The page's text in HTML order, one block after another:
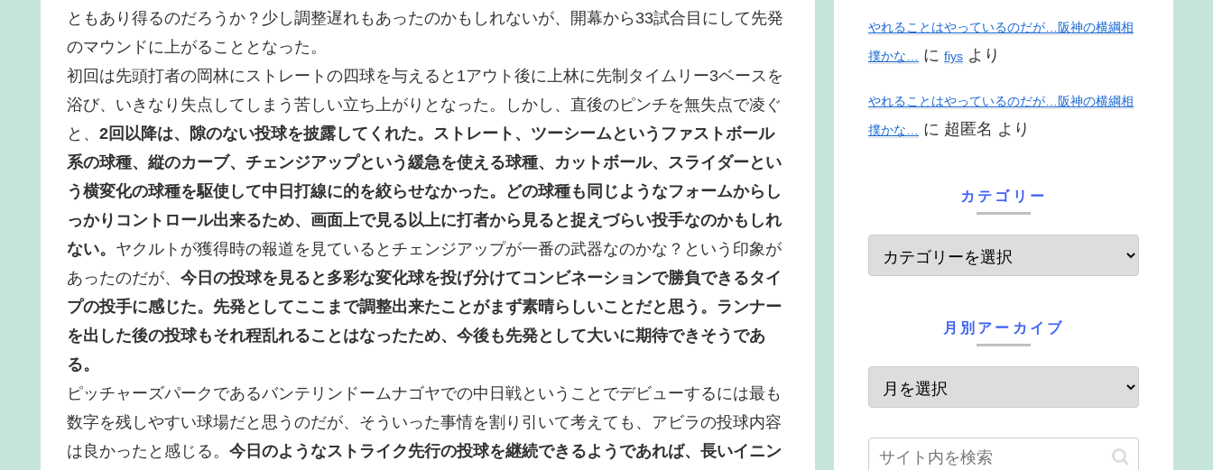
ともあり得るのだろうか？少し調整遅れもあったのかもしれないが、開幕から33試合目にして先発
のマウンドに上がることとなった。
初回は先頭打者の岡林にストレートの四球を与えると1アウト後に上林に先制タイムリー3ベースを
浴び、いきなり失点してしまう苦しい立ち上がりとなった。しかし、直後のピンチを無失点で凌ぐ
と、 2回以降は、隙のない投球を披露してくれた。ストレート、ツーシームというファストボール
系の球種、縦のカーブ、チェンジアップという緩急を使える球種、カットボール、スライダーとい
う横変化の球種を駆使して中日打線に的を絞らせなかった。どの球種も同じようなフォームからし
っかりコントロール出来るため、画面上で見る以上に打者から見ると捉えづらい投手なのかもしれ
ない。 ヤクルトが獲得時の報道を見ているとチェンジアップが一番の武器なのかな？という印象が
あったのだが、 今日の投球を見ると多彩な変化球を投げ分けてコンビネーションで勝負できるタイ
プの投手に感じた。先発としてここまで調整出来たことがまず素晴らしいことだと思う。ランナー
を出した後の投球もそれ程乱れることはなったため、今後も先発として大いに期待できそうであ
る。
ピッチャーズパークであるバンテリンドームナゴヤでの中日戦ということでデビューするには最も
数字を残しやすい球場だと思うのだが、そういった事情を割り引いて考えても、アビラの投球内容
は良かったと感じる。 今日のようなストライク先行の投球を継続できるようであれば、長いイニン
やれることはやっているのだが…阪神の横綱相
撲かな… に fiys より
やれることはやっているのだが…阪神の横綱相
撲かな… に 超匿名 より
カテゴリー
月別アーカイブ